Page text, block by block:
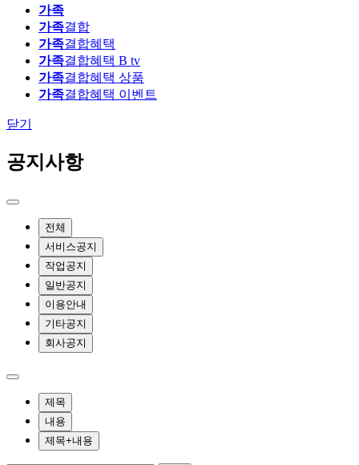
가족
가족결합
가족결합혜택
가족결합혜택 B tv
가족결합혜택 상품
가족결합혜택 이벤트
닫기
공지사항
전체
서비스공지
작업공지
일반공지
이용안내
기타공지
회사공지
제목
내용
제목+내용